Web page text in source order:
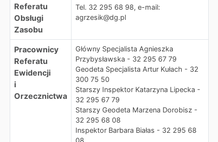
Referatu
Obsługi
Zasobu
Tel. 32 295 68 98, e-mail:
agrzesik@dg.pl
Pracownicy
Referatu
Ewidencji
i
Orzecznictwa
Główny Specjalista Agnieszka
Przybysławska - 32 295 67 79
Geodeta Specjalista Artur Kułach - 32
300 75 50
Starszy Inspektor Katarzyna Lipecka -
32 295 67 79
Starszy Geodeta Marzena Dorobisz -
32 295 68 08
Inspektor Barbara Białas - 32 295 68
08